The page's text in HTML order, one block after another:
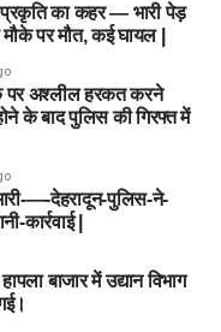
का कहर — भारी पेड़
पर मौत, कई घायल |
पर अश्लील हरकत करने
के बाद पुलिस की गिरफ्त में
—-देहरादून-पुलिस-ने-
कार्रवाई |
बाजार में उद्यान विभाग